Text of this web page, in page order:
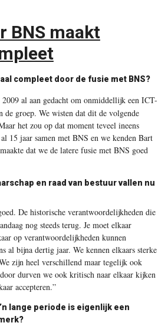
BNS maakt
compleet door de fusie met BNS?
2009 al aan gedacht om onmiddellijk een ICT-
de groep. We wisten dat dit de volgende
het zou op dat moment teveel ineens
15 jaar samen met BNS en we kenden Bart
dat we de latere fusie met BNS goed
en raad van bestuur vallen nu
De historische verantwoordelijkheden die
nog steeds terug. Je moet elkaar
op verantwoordelijkheden kunnen
al bijna dertig jaar. We kennen elkaars sterke
zijn heel verschillend maar tegelijk ook
durven we ook kritisch naar elkaar kijken
accepteren.”
lange periode is eigenlijk een